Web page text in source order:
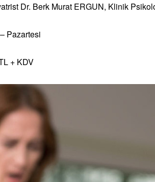
Dr. Berk Murat ERGUN, Klinik
Pazartesi
+ KDV